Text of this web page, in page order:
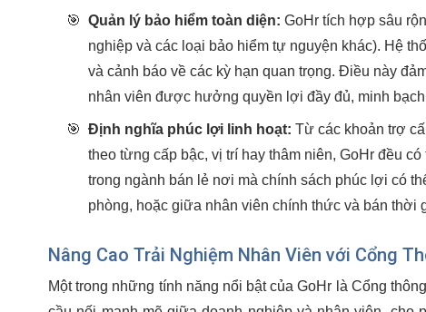
🎯 Quản lý bảo hiểm toàn diện: GoHr tích hợp sâu
nghiệp và các loại bảo hiểm tự nguyện khác). Hệ
và cảnh báo về các kỳ hạn quan trọng. Điều này
nhân viên được hưởng quyền lợi đầy đủ, minh
🎯 Định nghĩa phúc lợi linh hoạt: Từ các khoản trợ
theo từng cấp bậc, vị trí hay thâm niên, GoHr đều
trong ngành bán lẻ nơi mà chính sách phúc lợi có
phòng, hoặc giữa nhân viên chính thức và bán thời
Nâng Cao Trải Nghiệm Nhân Viên với Cổng
Một trong những tính năng nổi bật của GoHr là Cổng